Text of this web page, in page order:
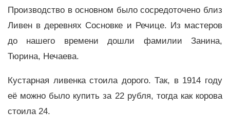
Производство в основном было сосредоточено близ
Ливен в деревнях Сосновке и Речице. Из мастеров
до нашего времени дошли фамилии Занина,
Тюрина, Нечаева.
Кустарная ливенка стоила дорого. Так, в 1914 году
её можно было купить за 22 рубля, тогда как корова
стоила 24.